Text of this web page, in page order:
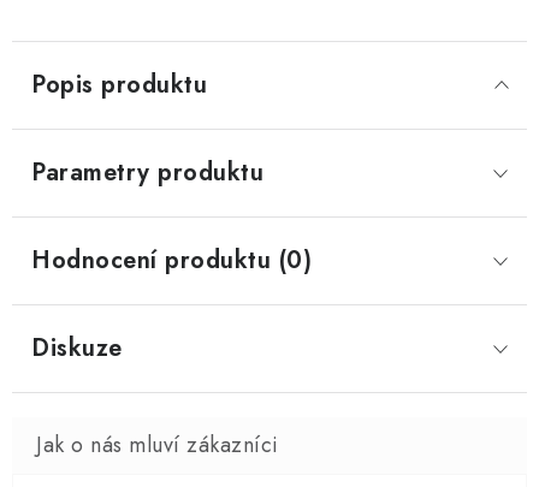
Popis produktu
Parametry produktu
Hodnocení produktu (0)
Diskuze